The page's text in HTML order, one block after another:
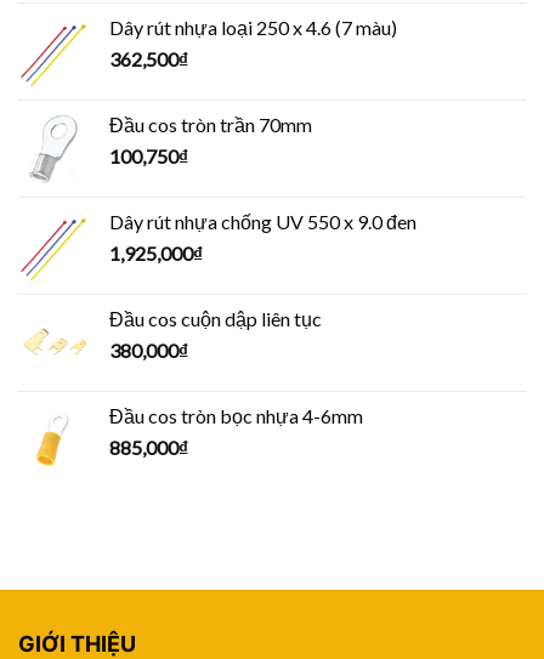
Dây rút nhựa loại 250 x 4.6 (7 màu)
362,500₫
Đầu cos tròn trần 70mm
100,750₫
Dây rút nhựa chống UV 550 x 9.0 đen
1,925,000₫
Đầu cos cuộn dập liên tục
380,000₫
Đầu cos tròn bọc nhựa 4-6mm
885,000₫
GIỚI THIỆU